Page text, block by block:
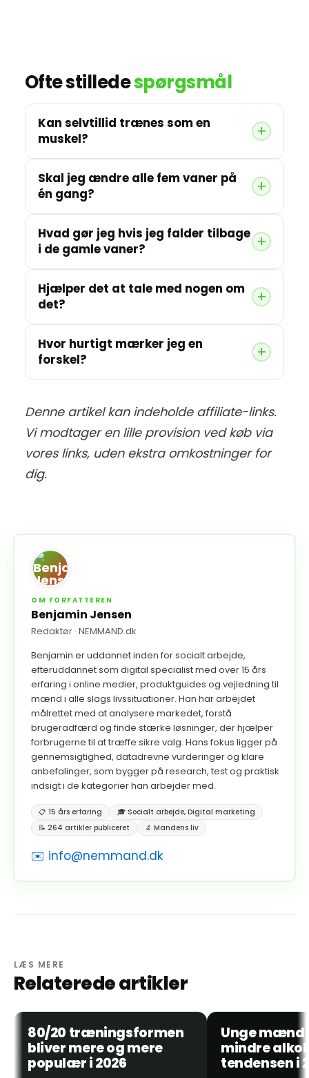
Ofte stilledespørgsmål
Kan selvtillid trænes som en
muskel?
Skal jeg ændre alle fem vaner på
én gang?
Hvad gør jeg hvis jeg falder tilbage
i de gamle vaner?
Hjælper det at tale med nogen om
det?
Hvor hurtigt mærker jeg en
forskel?
Denne artikel kan indeholde affiliate-links.
Vi modtager en lille provision ved køb via
vores links, uden ekstra omkostninger for
dig.
OM FORFATTEREN
Benjamin Jensen
Redaktør · NEMMAND.dk
Benjamin er uddannet inden for socialt arbejde,
efteruddannet som digital specialist med over 15 års
erfaring i online medier, produktguides og vejledning til
mænd i alle slags livssituationer. Han har arbejdet
målrettet med at analysere markedet, forstå
brugeradfærd og finde stærke løsninger, der hjælper
forbrugerne til at træffe sikre valg. Hans fokus ligger på
gennemsigtighed, datadrevne vurderinger og klare
anbefalinger, som bygger på research, test og praktisk
indsigt i de kategorier han arbejder med.
📋 15 års erfaring
🎓 Socialt arbejde, Digital marketing
📝 264 artikler publiceret
🔬 Mandens liv
✉️ info@nemmand.dk
LÆS MERE
Relaterede artikler
BLOG
26. MAJ 2026
80/20 træningsformen
bliver mere og mere
populær i 2026
BLOG
Unge mænd
mindre
tendensen i